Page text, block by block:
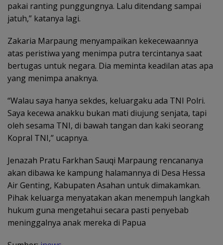
pakai ranting punggungnya. Lalu ditendang sampai
jatuh,” katanya lagi.
Zakaria Marpaung menyampaikan kekecewaannya
atas peristiwa yang menimpa putra tercintanya saat
bertugas untuk negara. Dia meminta keadilan atas apa
yang menimpa anaknya.
“Walau saya hanya sekdes, keluargaku ada TNI Polri.
Saya kecewa anakku bukan mati diujung senjata, tapi
oleh sesama TNI, di bawah tangan dan kaki seorang
Kopral TNI,” ucapnya.
Jenazah Pratu Farkhan Sauqi Marpaung rencananya
akan dibawa ke kampung halamannya di Desa Hessa
Air Genting, Kabupaten Asahan untuk dimakamkan.
Pihak keluarga menyatakan akan menempuh langkah
hukum guna mengetahui secara pasti penyebab
meninggalnya anak mereka di Papua